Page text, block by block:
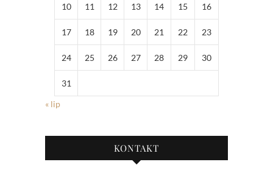
10 11 12 13 14 15 16
17 18 19 20 21 22 23
24 25 26 27 28 29 30
31
« lip
KONTAKT